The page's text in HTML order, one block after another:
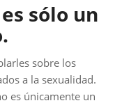
sólo un
sobre los
a la sexualidad.
es únicamente un